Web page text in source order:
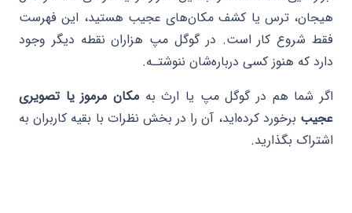
هیجان، ترس یا کشف مکان‌های عجیب هستید، این فهرست
فقط شروع کار است. در گوگل مپ هزاران نقطه دیگر وجود
دارد که هنوز کسی درباره‌شان ننوشتـه.
اگر شما هم در گوگل مپ یا ارث به مکان مرموز یا تصویری
عجیب برخورد کرده‌اید، آن را در بخش نظرات با بقیه کاربران به
اشتراک بگذارید.